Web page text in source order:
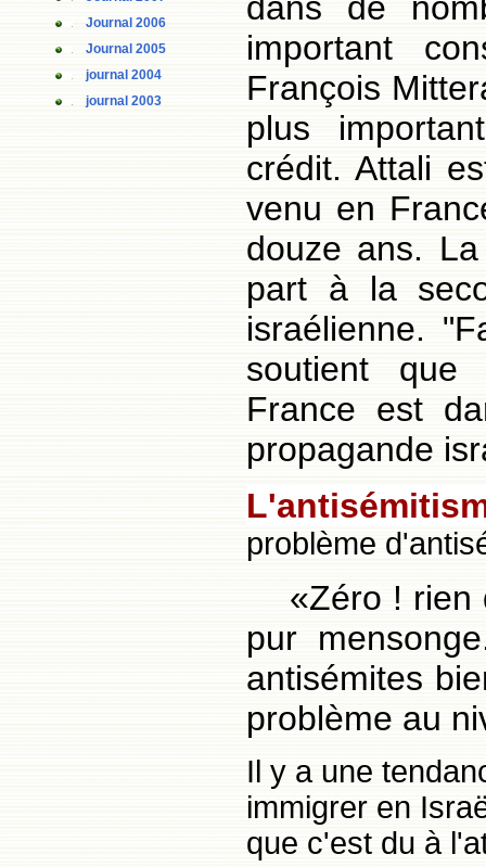
Journal 2006
Journal 2005
journal 2004
journal 2003
dans de
important
François
plus
crédit. Attali
venu en
douze ans.
part à la
israélienne.
soutient que
France est
propagande
problème
«Zéro ! rien
pur
antisémites
problème au
Il y a une
immigrer en
que c'est du à